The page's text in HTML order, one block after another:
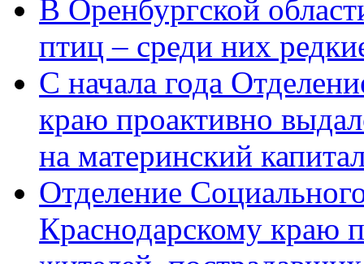
В Оренбургской
птиц – среди них
С начала года
краю проактивно
на материнский
Отделение
Краснодарскому краю